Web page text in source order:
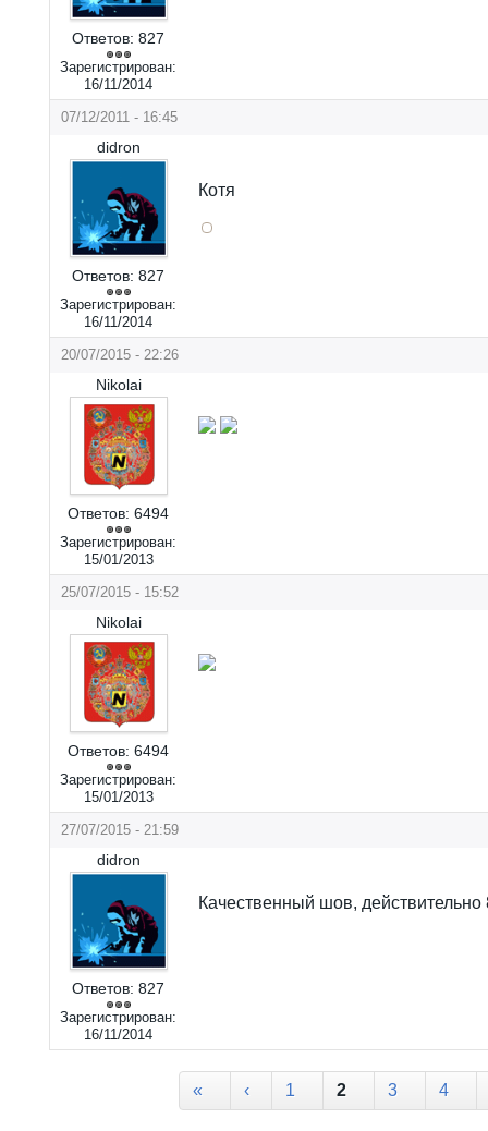
Ответов: 827
Зарегистрирован:
16/11/2014
07/12/2011 - 16:45
didron
Ответов: 827
Зарегистрирован:
16/11/2014
Котя
20/07/2015 - 22:26
Nikolai
Ответов: 6494
Зарегистрирован:
15/01/2013
25/07/2015 - 15:52
Nikolai
Ответов: 6494
Зарегистрирован:
15/01/2013
27/07/2015 - 21:59
didron
Ответов: 827
Зарегистрирован:
16/11/2014
Качественный шов, действительно
« ‹ 1 2 3 4